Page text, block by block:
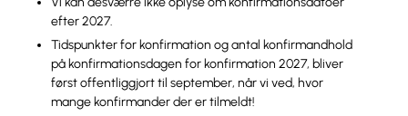
efter 2027.
Tidspunkter for konfirmation og antal konfirmandhold
på konfirmationsdagen for konfirmation 2027, bliver
først offentliggjort til september, når vi ved, hvor
mange konfirmander der er tilmeldt!